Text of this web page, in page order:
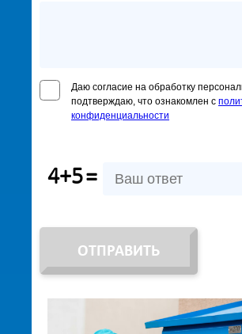
Даю согласие на обработку
подтверждаю, что ознакомлен с
конфиденциальности
4+5=
ОТПРАВИТЬ